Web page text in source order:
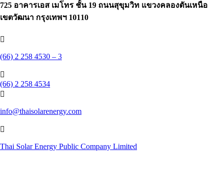
725 อาคารเอส เมโทร ชั้น 19 ถนนสุขุมวิท แขวงคลองตันเหนือ
เขตวัฒนา กรุงเทพฯ 10110

(66) 2 258 4530 – 3

(66) 2 258 4534

info@thaisolarenergy.com

Thai Solar Energy Public Company Limited